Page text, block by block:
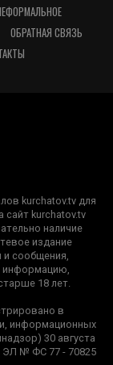
ОБРАТНАЯ СВЯЗЬ
kurchatov.tv для
сайт kurchatov.tv
наличие
издание
сообщения,
информацию,
18 лет.
в
информационных
30 августа
ЭЛ № ФС 77 - 70825